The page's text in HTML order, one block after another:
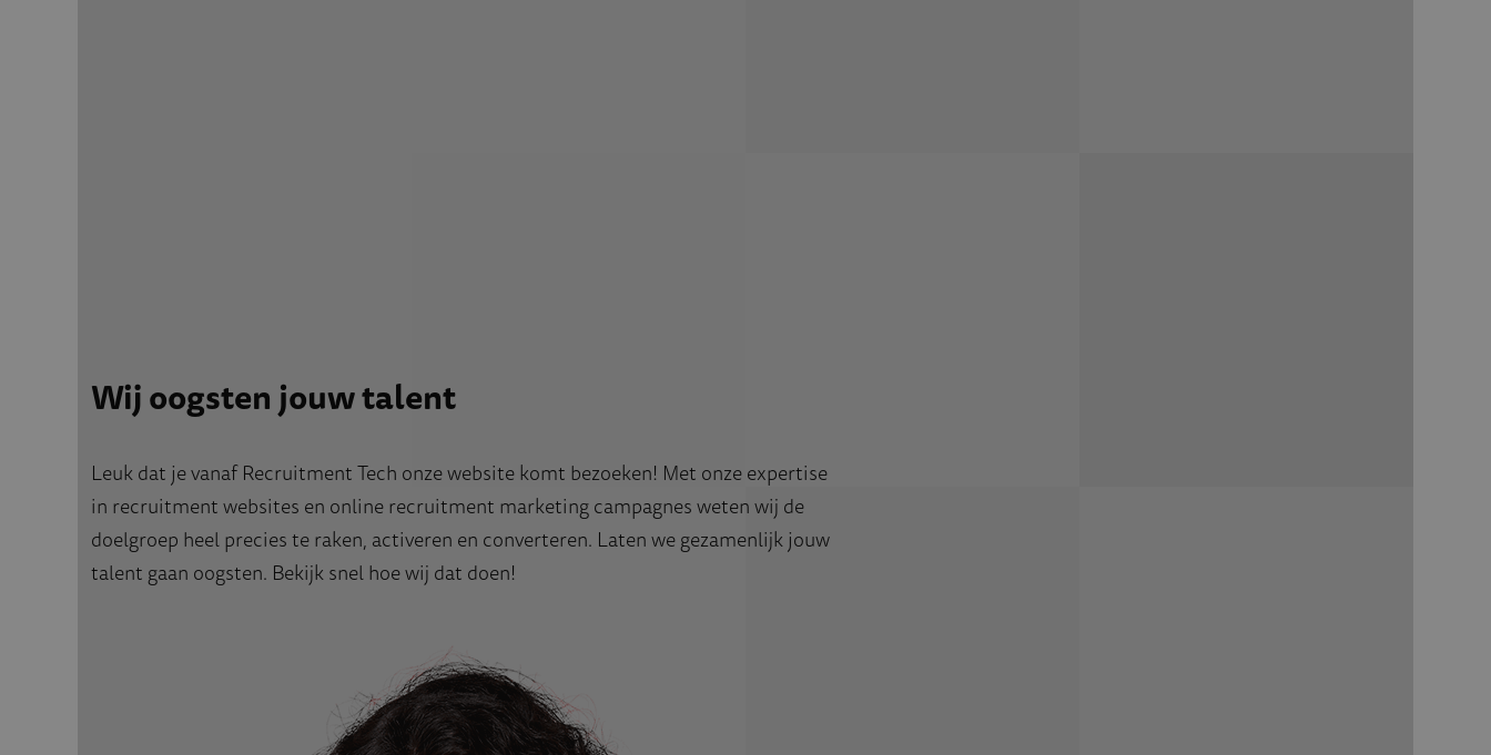
Wij oogsten jouw talent
Leuk dat je vanaf Recruitment Tech onze website komt bezoeken! Met onze expertise
in recruitment websites en online recruitment marketingcampagnes weten wij de
doelgroep heel precies te raken, activeren en converteren. Laten we gezamenlijk jouw
talent gaan oogsten. Bekijk snel hoe wij dat doen!